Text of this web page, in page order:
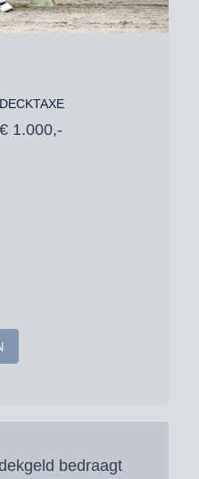
DECKTAXE
€ 1.000,-
bedraagt